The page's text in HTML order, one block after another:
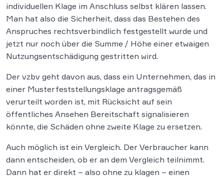
individuellen Klage im Anschluss selbst klären lassen.
Man hat also die Sicherheit, dass das Bestehen des
Anspruches rechtsverbindlich festgestellt wurde und
jetzt nur noch über die Summe / Höhe einer etwaigen
Nutzungsentschädigung gestritten wird.
Der vzbv geht davon aus, dass ein Unternehmen, das in
einer Musterfeststellungsklage antragsgemäß
verurteilt worden ist, mit Rücksicht auf sein
öffentliches Ansehen Bereitschaft signalisieren
könnte, die Schäden ohne zweite Klage zu ersetzen.
Auch möglich ist ein Vergleich. Der Verbraucher kann
dann entscheiden, ob er an dem Vergleich teilnimmt.
Dann hat er direkt – also ohne zu klagen – einen